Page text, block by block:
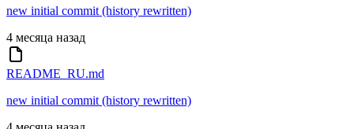
new initial commit (history rewritten)
4 месяца назад
README_RU.md
new initial commit (history rewritten)